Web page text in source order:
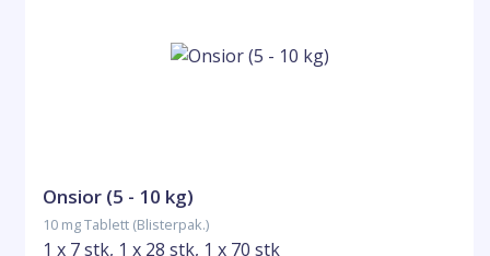
Onsior (5 - 10 kg)
10 mg Tablett (Blisterpak.)
1 x 7 stk, 1 x 28 stk, 1 x 70 stk